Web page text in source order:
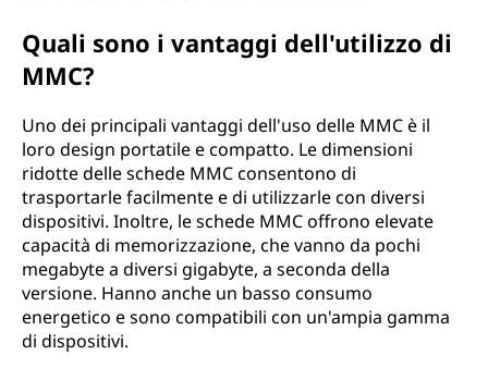
Quali sono i vantaggi dell'utilizzo di
MMC?
Uno dei principali vantaggi dell'uso delle MMC è il
loro design portatile e compatto. Le dimensioni
ridotte delle schede MMC consentono di
trasportarle facilmente e di utilizzarle con diversi
dispositivi. Inoltre, le schede MMC offrono elevate
capacità di memorizzazione, che vanno da pochi
megabyte a diversi gigabyte, a seconda della
versione. Hanno anche un basso consumo
energetico e sono compatibili con un'ampia gamma
di dispositivi.